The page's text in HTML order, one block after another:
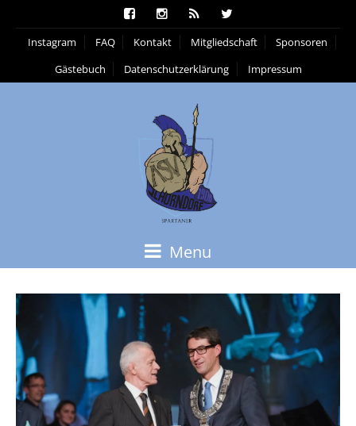
Instagram FAQ Kontakt Mitgliedschaft
Sponsoren
Gästebuch
Datenschutzerklärung Impressum
Menu